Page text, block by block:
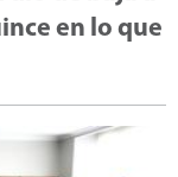
en lo que